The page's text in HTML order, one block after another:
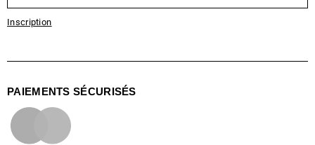
Inscription
PAIEMENTS SÉCURISÉS